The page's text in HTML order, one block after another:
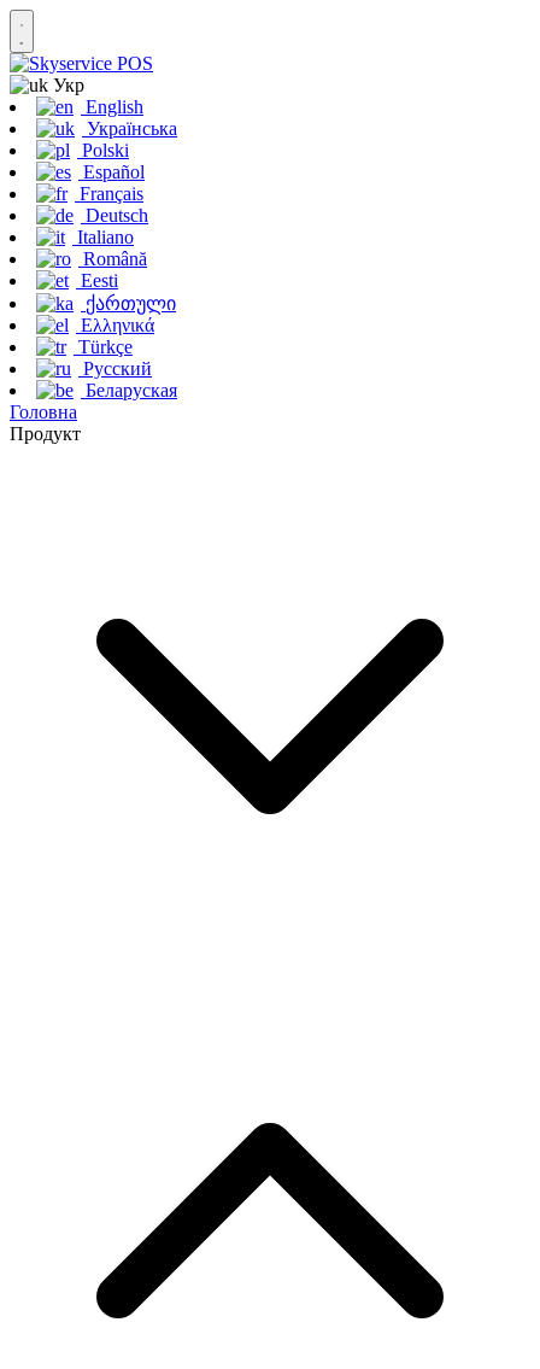
Укр
English
Українська
Polski
Español
Français
Deutsch
Italiano
Română
Eesti
ქართული
Ελληνικά
Türkçe
Русский
Беларуская
Головна
Продукт